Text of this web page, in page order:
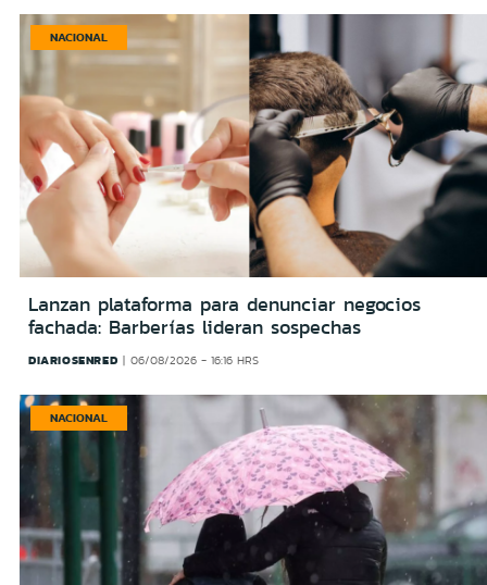
NACIONAL
Lanzan plataforma para denunciar negocios
fachada: Barberías lideran sospechas
DIARIOSENRED 06/08/2026 - 16:16 HRS
NACIONAL